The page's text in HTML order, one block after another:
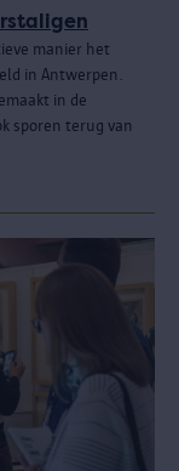
manier het
in Antwerpen.
in de
sporen terug van